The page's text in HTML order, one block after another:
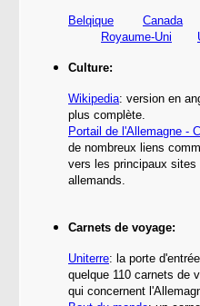
Belqique
Canada
Royaume-Uni
Culture:
Wikipedia: version en
plus complète.
Portail de l'Allemagne -
de nombreux liens
vers les principaux sites
allemands.
Carnets de voyage:
Uniterre: la porte
quelque 110 carnets de
qui concernent